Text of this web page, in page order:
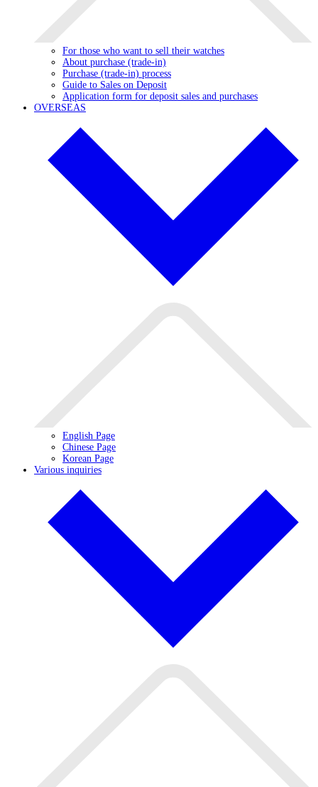
For those who want to sell their watches
About purchase (trade-in)
Purchase (trade-in) process
Guide to Sales on Deposit
Application form for deposit sales and purchases
OVERSEAS
English Page
Chinese Page
Korean Page
Various inquiries